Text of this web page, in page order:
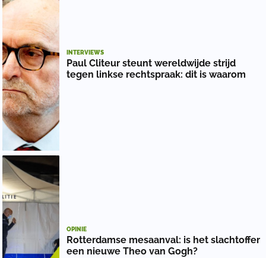
INTERVIEWS
Paul Cliteur steunt wereldwijde strijd
tegen linkse rechtspraak: dit is waarom
OPINIE
Rotterdamse mesaanval: is het slachtoffer
een nieuwe Theo van Gogh?